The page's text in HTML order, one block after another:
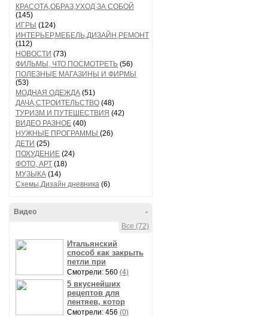
КРАСОТА,ОБРАЗ,УХОД ЗА СОБОЙ
(145)
ИГРЫ (124)
ИНТЕРЬЕР,МЕБЕЛЬ,ДИЗАЙН,РЕМОНТ
(112)
НОВОСТИ (73)
ФИЛЬМЫ, ЧТО ПОСМОТРЕТЬ (56)
ПОЛЕЗНЫЕ МАГАЗИНЫ И ФИРМЫ
(53)
МОДНАЯ ОДЕЖДА (51)
ДАЧА,СТРОИТЕЛЬСТВО (48)
ТУРИЗМ И ПУТЕШЕСТВИЯ (42)
ВИДЕО РАЗНОЕ (40)
НУЖНЫЕ ПРОГРАММЫ (26)
ДЕТИ (25)
ПОХУДЕНИЕ (24)
ФОТО, АРТ (18)
МУЗЫКА (14)
Схемы,Дизайн дневника (6)
-
Видео
Все (72)
Итальянский
способ как закрыть
петли при
Смотрели: 560 (4)
5 вкуснейших
рецептов для
лентяев, котор
Смотрели: 456 (0)